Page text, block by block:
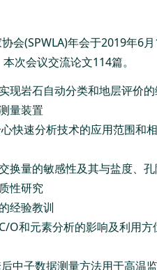
会(SPWLA)年会于2019年
次会议交流论文114篇。
现岩石自动分类和地层评价
量装置
快速分析技术的应用范围和
换量的敏感性及其与盐度、
性研究
经验教训
O和元素分析的影响及利用
中子数据测量方法用于高温